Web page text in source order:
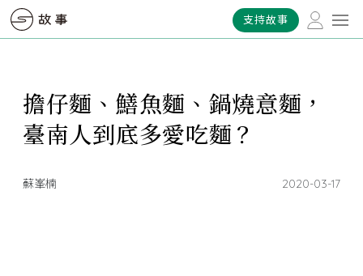
支持故事
擔仔麵、鱔魚麵、鍋燒意麵，
臺南人到底多愛吃麵？
蘇峯楠 2020-03-17